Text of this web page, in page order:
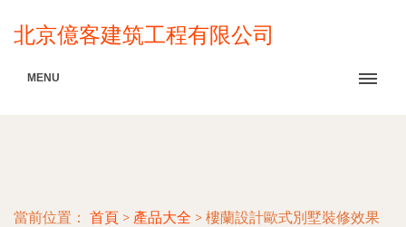
北京億客建筑工程有限公司
MENU
當前位置： 首頁 > 產品大全 > 樓蘭設計歐式別墅裝修效果